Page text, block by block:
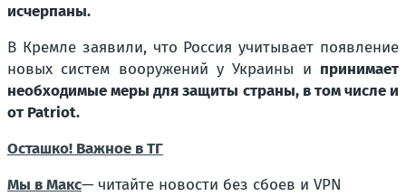
исчерпаны.
В Кремле заявили, что Россия учитывает появление
новых систем вооружений у Украины и принимает
необходимые меры для защиты страны, в том числе и
от Patriot.
Осташко! Важное в ТГ
Мы в Макс— читайте новости без сбоев и VPN